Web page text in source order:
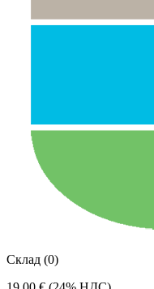
Склад (0)